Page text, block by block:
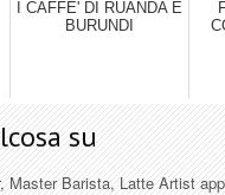
I CAFFE' DI RUANDA E
BURUNDI
su
Master Barista, Latte Artist